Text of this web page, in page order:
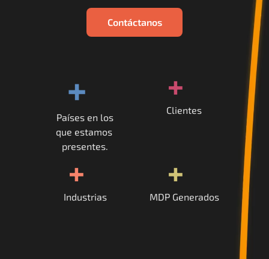
MHA Academy
Contáctanos
Contáctanos
+
Países en los
que estamos
presentes.
+
Clientes
+
Industrias
+
MDP Generados